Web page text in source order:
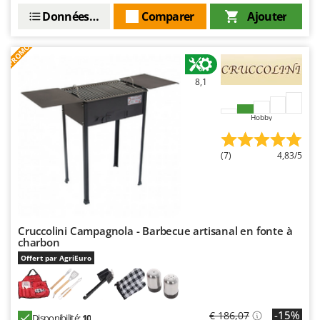
Master
MCH
Michelin
Minox
Mockmill
More than chef
MOSA
MOVA
Mowox
MTD
Ajouter
Comparer
Données techniques
PROMO
8,1
Hobby
(7) 4,83/5
Cruccolini Campagnola - Barbecue artisanal en fonte à
charbon
Offert par AgriEuro
€ 186,07 -15%